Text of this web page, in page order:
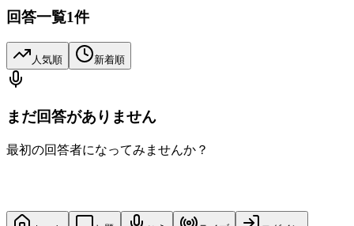
回答一覧1件
人気順 新着順
まだ回答がありません
最初の回答者になってみませんか？